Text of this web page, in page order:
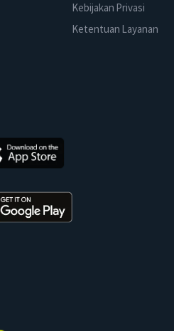
Kebijakan Privasi
Ketentuan Layanan